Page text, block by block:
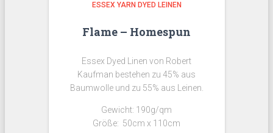
ESSEX YARN DYED LEINEN
Flame – Homespun
Essex Dyed Linen von Robert
Kaufman bestehen zu 45% aus
Baumwolle und zu 55% aus Leinen.
Gewicht: 190g/qm
Größe: 50cm x 110cm